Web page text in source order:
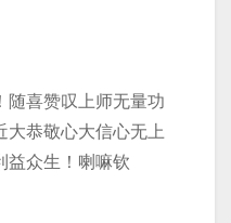
随喜赞叹上师无量功
大恭敬心大信心无上
益众生！喇嘛钦